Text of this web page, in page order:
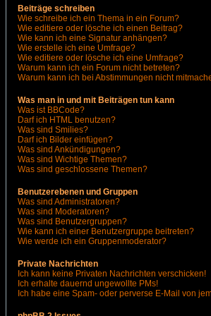
Beiträge schreiben
Wie schreibe ich ein Thema in ein Forum?
Wie editiere oder lösche ich einen Beitrag?
Wie kann ich eine Signatur anhängen?
Wie erstelle ich eine Umfrage?
Wie editiere oder lösche ich eine Umfrage?
Warum kann ich ein Forum nicht betreten?
Warum kann ich bei Abstimmungen nicht
Was man in und mit Beiträgen tun kann
Was ist BBCode?
Darf ich HTML benutzen?
Was sind Smilies?
Darf ich Bilder einfügen?
Was sind Ankündigungen?
Was sind Wichtige Themen?
Was sind geschlossene Themen?
Benutzerebenen und Gruppen
Was sind Administratoren?
Was sind Moderatoren?
Was sind Benutzergruppen?
Wie kann ich einer Benutzergruppe beitreten?
Wie werde ich ein Gruppenmoderator?
Private Nachrichten
Ich kann keine Privaten Nachrichten verschicken!
Ich erhalte dauernd ungewollte PMs!
Ich habe eine Spam- oder perverse E-Mail von